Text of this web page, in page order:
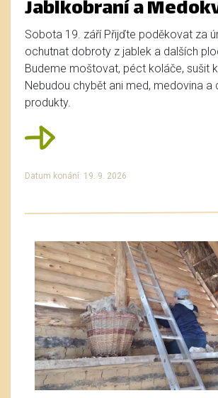
Jablkobraní a
Sobota 19. září Přijďte poděkovat za
ochutnat dobroty z jablek a dalších
Budeme moštovat, péct koláče, sušit
Nebudou chybět ani med, medovina a
produkty.
Datum konání: 19. 9. 2026